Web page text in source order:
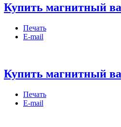
Купить магнитный
Печать
E-mail
Купить магнитный
Печать
E-mail